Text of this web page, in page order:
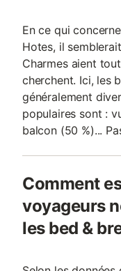
En ce qui
Hotes, il
Charmes aient
cherchent. Ici, les
généralement
populaires sont :
balcon (50 %)...
Comment
voyageurs
les bed &